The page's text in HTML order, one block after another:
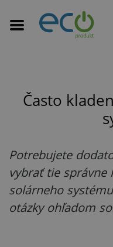
Často
Potrebujete
vybrať tie správne
solárneho
otázky ohľadom